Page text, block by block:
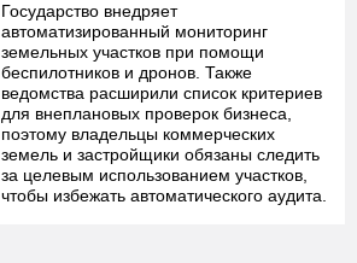
Государство внедряет
автоматизированный мониторинг
земельных участков при помощи
беспилотников и дронов. Также
ведомства расширили список критериев
для внеплановых проверок бизнеса,
поэтому владельцы коммерческих
земель и застройщики обязаны следить
за целевым использованием участков,
чтобы избежать автоматического аудита.